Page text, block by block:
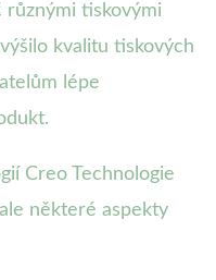
různými tiskovými
kvalitu tiskových
lépe
Creo Technologie
některé aspekty